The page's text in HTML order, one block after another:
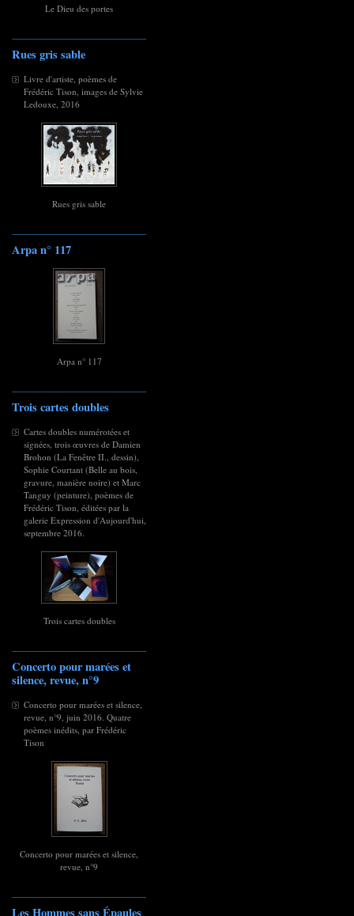
Le Dieu des portes
Rues gris sable
Livre d'artiste, poèmes de
Frédéric Tison, images de Sylvie
Ledouxe, 2016
Rues gris sable
Arpa n° 117
Arpa n° 117
Trois cartes doubles
Cartes doubles numérotées et
signées, trois œuvres de Damien
Brohon (La Fenêtre II., dessin),
Sophie Courtant (Belle au bois,
gravure, manière noire) et Marc
Tanguy (peinture), poèmes de
Frédéric Tison, éditées par la
galerie Expression d'Aujourd'hui,
septembre 2016.
Trois cartes doubles
Concerto pour marées et
silence, revue, n°9
Concerto pour marées et silence,
revue, n°9, juin 2016. Quatre
poèmes inédits, par Frédéric
Tison
Concerto pour marées et silence,
revue, n°9
Les Hommes sans Épaules